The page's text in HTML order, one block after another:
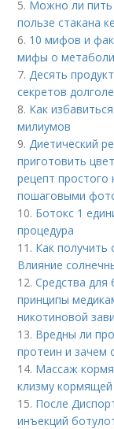
5. Можно ли пить
пользе стакана
6. 10 мифов и
мифы о
7. Десять
секретов
8. Как
милиумов
9. Диетический
приготовить
рецепт простого
пошаговыми
10. Ботокс 1
процедура
11. Как получить
Влияние
12.Средства для
принципы
никотиновой
13. Вредны ли
протеин и зачем
14. Массаж
клизму
15. После
инъекций